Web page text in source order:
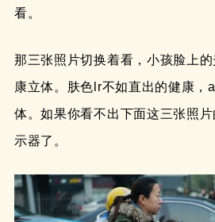
看。
那三张照片切换着看，小孩脸上
康立体。肤色lr不如直出的健康，
体。如果你看不出下面这三张照
示器了。